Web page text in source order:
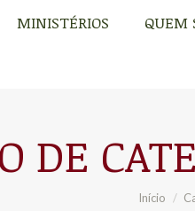
MINISTÉRIOS QUEM
DE
Você
Início
MINISTÉRIOS QUEM